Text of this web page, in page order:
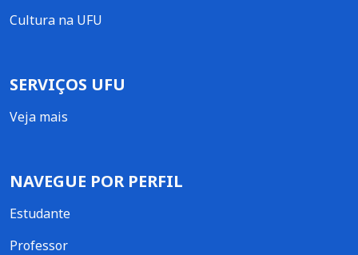
Cultura na UFU
SERVIÇOS UFU
Veja mais
NAVEGUE POR PERFIL
Estudante
Professor